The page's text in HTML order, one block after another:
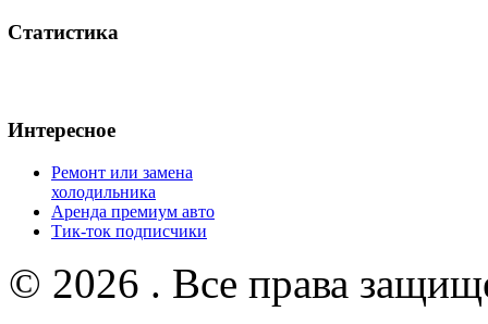
Статистика
Интересное
Ремонт или замена
холодильника
Аренда премиум авто
Тик-ток подписчики
© 2026 . Все права